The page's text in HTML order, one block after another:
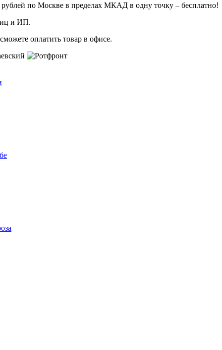
рублей по Москве в пределах МКАД в одну точку – бесплатно!
и ИП.
оплатить товар в офисе.